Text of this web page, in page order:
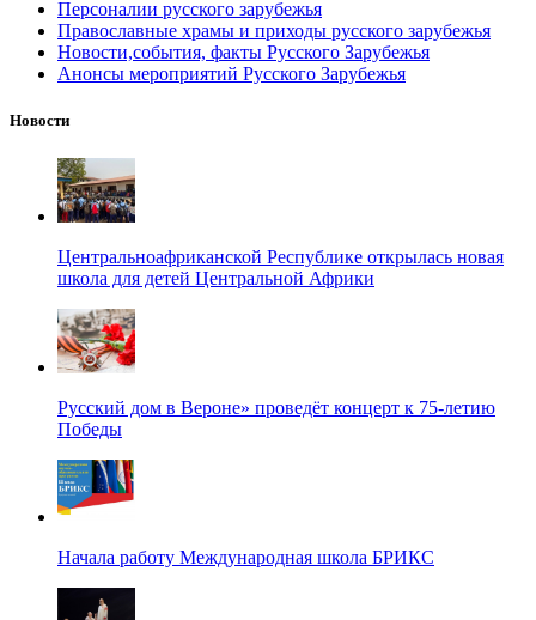
Персоналии русского зарубежья
Православные храмы и приходы русского зарубежья
Новости,события, факты Русского Зарубежья
Анонсы мероприятий Русского Зарубежья
Новости
Центральноафриканской Республике открылась новая
школа для детей Центральной Африки
Русский дом в Вероне» проведёт концерт к 75-летию
Победы
Начала работу Международная школа БРИКС